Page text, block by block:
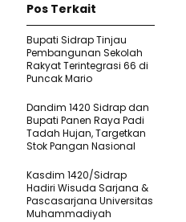
Pos Terkait
Bupati Sidrap Tinjau
Pembangunan Sekolah
Rakyat Terintegrasi 66 di
Puncak Mario
Dandim 1420 Sidrap dan
Bupati Panen Raya Padi
Tadah Hujan, Targetkan
Stok Pangan Nasional
Kasdim 1420/Sidrap
Hadiri Wisuda Sarjana &
Pascasarjana Universitas
Muhammadiyah